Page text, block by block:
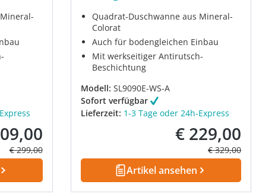
Regulärer Preis:
€ 299,00
Quadrat-Duschwanne aus Mineral-
Colorat
Auch für bodengleichen Einbau
Mit werkseitiger Antirutsch-
Beschichtung
Modell: SL9090E-WS-A
Sofort verfügbar
Lieferzeit: 1-3 Tage oder 24h-Express
Verkaufspreis:
€ 229,00
Regulärer
€ 329,00
Artikel ansehen